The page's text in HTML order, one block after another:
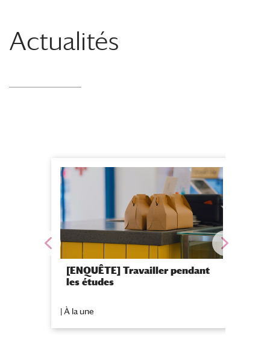
Actualités
[ENQUÊTE] Travailler pendant
les études
|À la une